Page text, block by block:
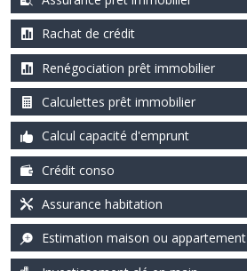
Rachat de crédit
Renégociation prêt immobilier
Calculettes prêt immobilier
Calcul capacité d'emprunt
Crédit conso
Assurance habitation
Estimation maison ou appartement